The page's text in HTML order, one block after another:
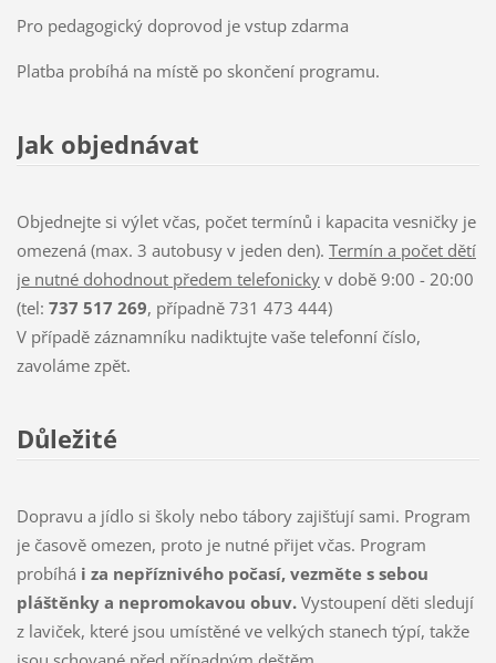
Pro pedagogický doprovod je vstup zdarma
Platba probíhá na místě po skončení programu.
Jak objednávat
Objednejte si výlet včas, počet termínů i kapacita vesničky je
omezená (max. 3 autobusy v jeden den). Termín a počet dětí
je nutné dohodnout předem telefonickyv době 9:00 - 20:00
(tel: 737 517 269, případně 731 473 444)
V případě záznamníku nadiktujte vaše telefonní číslo,
zavoláme zpět.
Důležité
Dopravu a jídlo si školy nebo tábory zajišťují sami. Program
je časově omezen, proto je nutné přijet včas. Program
probíhá i za nepříznivého počasí, vezměte s sebou
pláštěnky a nepromokavou obuv. Vystoupení děti sledují
z laviček, které jsou umístěné ve velkých stanech týpí, takže